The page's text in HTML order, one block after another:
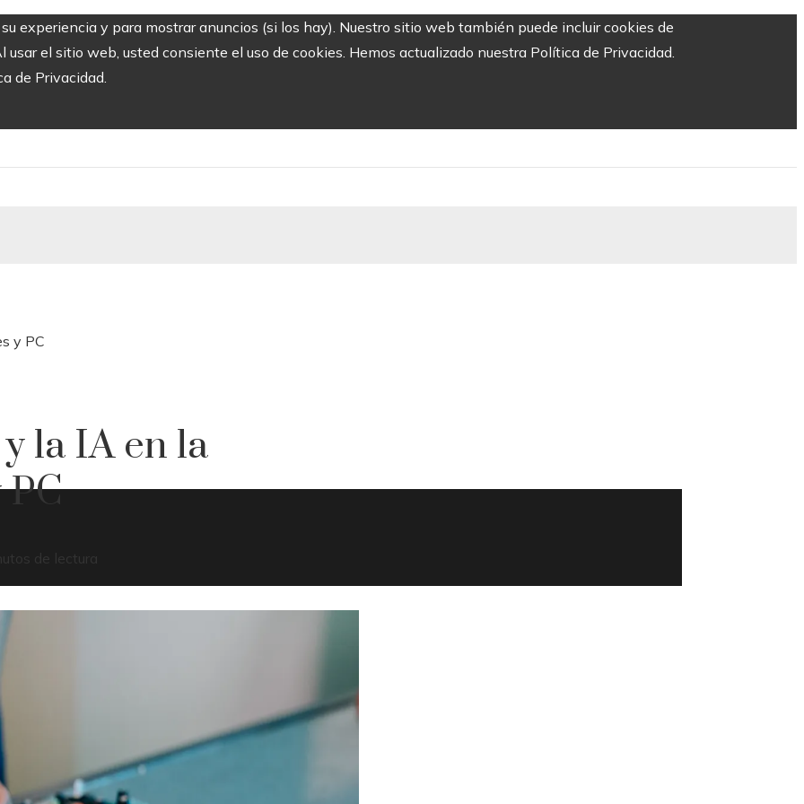
experiencia y para mostrar anuncios (si los hay). Nuestro sitio web también puede incluir cookies de
el sitio web, usted consiente el uso de cookies. Hemos actualizado nuestra Política de Privacidad.
de Privacidad.
y PC
la IA en la
de lectura